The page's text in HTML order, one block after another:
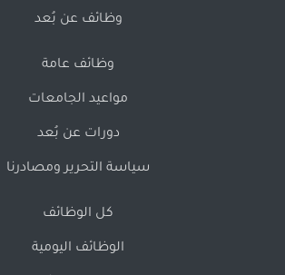
وظائف عن بُعد
وظائف عامة
مواعيد الجامعات
دورات عن بُعد
سياسة التحرير ومصادرنا
كل الوظائف
الوظائف اليومية